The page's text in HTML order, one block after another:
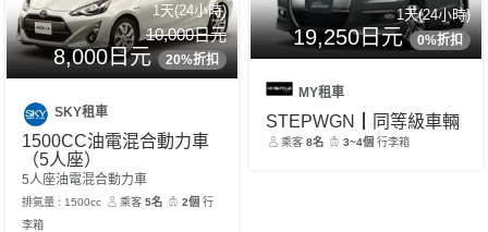
1天(24小時)
10,000日元
8,000日元 20%折扣
SKY租車
1500CC油電混合動力車
（5人座）
5人座油電混合動力車
排氣量 : 1500cc 乘客5名 2個 行
李箱
1天(24小時)
19,250日元 0%折扣
MY租車
STEPWGN┃同等級車輛
乘客8名 3~4個 行李箱